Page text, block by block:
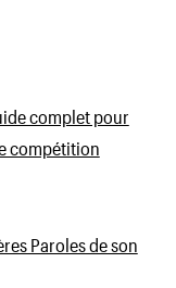
complet pour
compétition
Paroles de son